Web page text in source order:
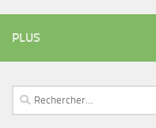
PLUS
Rechercher :